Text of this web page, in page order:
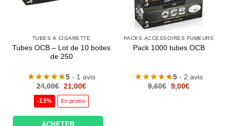
TUBES À CIGARETTE
Tubes OCB – Lot de 10 boites
de 250
5 - 1 avis
24,00€ Le
initial
était :
21,00€Le
est :
-13% En promo
ACHETER
PACKS ACCESSOIRES FUMEURS
Pack 1000 tubes OCB
5 - 2 avis
9,60€ Le
9,00€Le